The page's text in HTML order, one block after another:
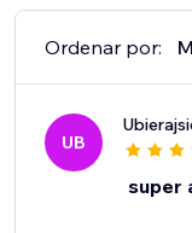
Ordenar por:
UB
super